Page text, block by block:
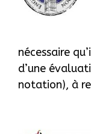
nécessaire
d’une
notation), à